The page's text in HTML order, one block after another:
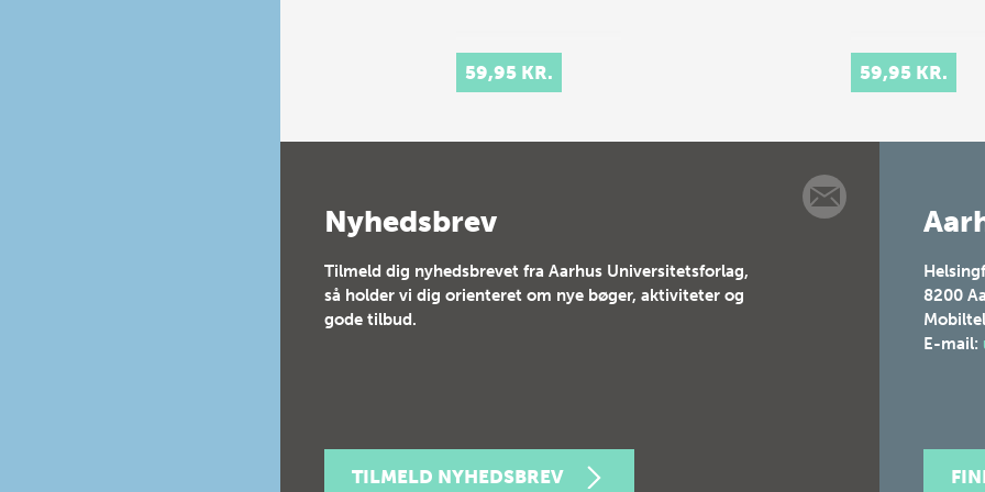
59,95 KR. 59,95 KR.
Nyhedsbrev
Tilmeld dig nyhedsbrevet fra Aarhus Universitetsforlag,
så holder vi dig orienteret om nye bøger, aktiviteter og
gode tilbud.
TILMELD NYHEDSBREV
8200
E-mail: